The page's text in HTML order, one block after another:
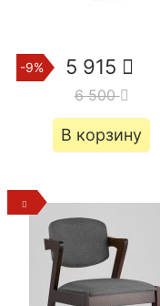
-9% 5 915
6 500
В корзину